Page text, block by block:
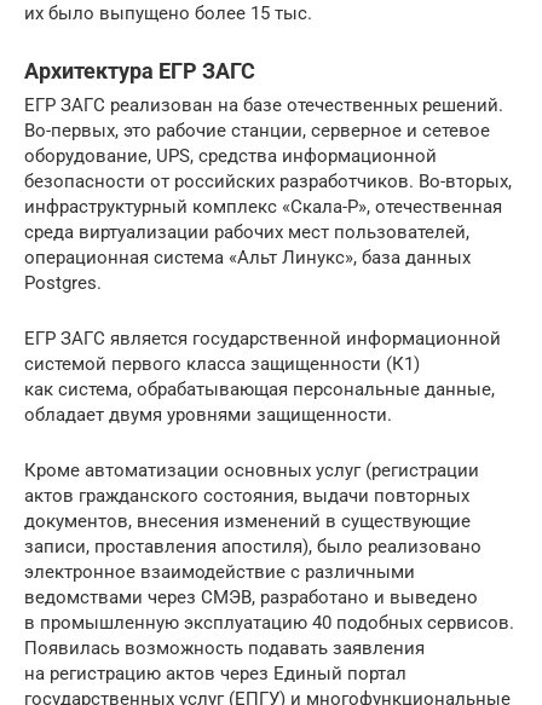
их было выпущено более 15 тыс.
Архитектура ЕГР ЗАГС
ЕГР ЗАГС реализован на базе отечественных решений.
Во-первых, это рабочие станции, серверное и сетевое
оборудование, UPS, средства информационной
безопасности от российских разработчиков. Во-вторых,
инфраструктурный комплекс «Скала-Р», отечественная
среда виртуализации рабочих мест пользователей,
операционная система «Альт Линукс», база данных
Postgres.
ЕГР ЗАГС является государственной информационной
системой первого класса защищенности (К1)
как система, обрабатывающая персональные данные,
обладает двумя уровнями защищенности.
Кроме автоматизации основных услуг (регистрации
актов гражданского состояния, выдачи повторных
документов, внесения изменений в существующие
записи, проставления апостиля), было реализовано
электронное взаимодействие с различными
ведомствами через СМЭВ, разработано и выведено
в промышленную эксплуатацию 40 подобных сервисов.
Появилась возможность подавать заявления
на регистрацию актов через Единый портал
государственных услуг (ЕПГУ) и многофункциональные